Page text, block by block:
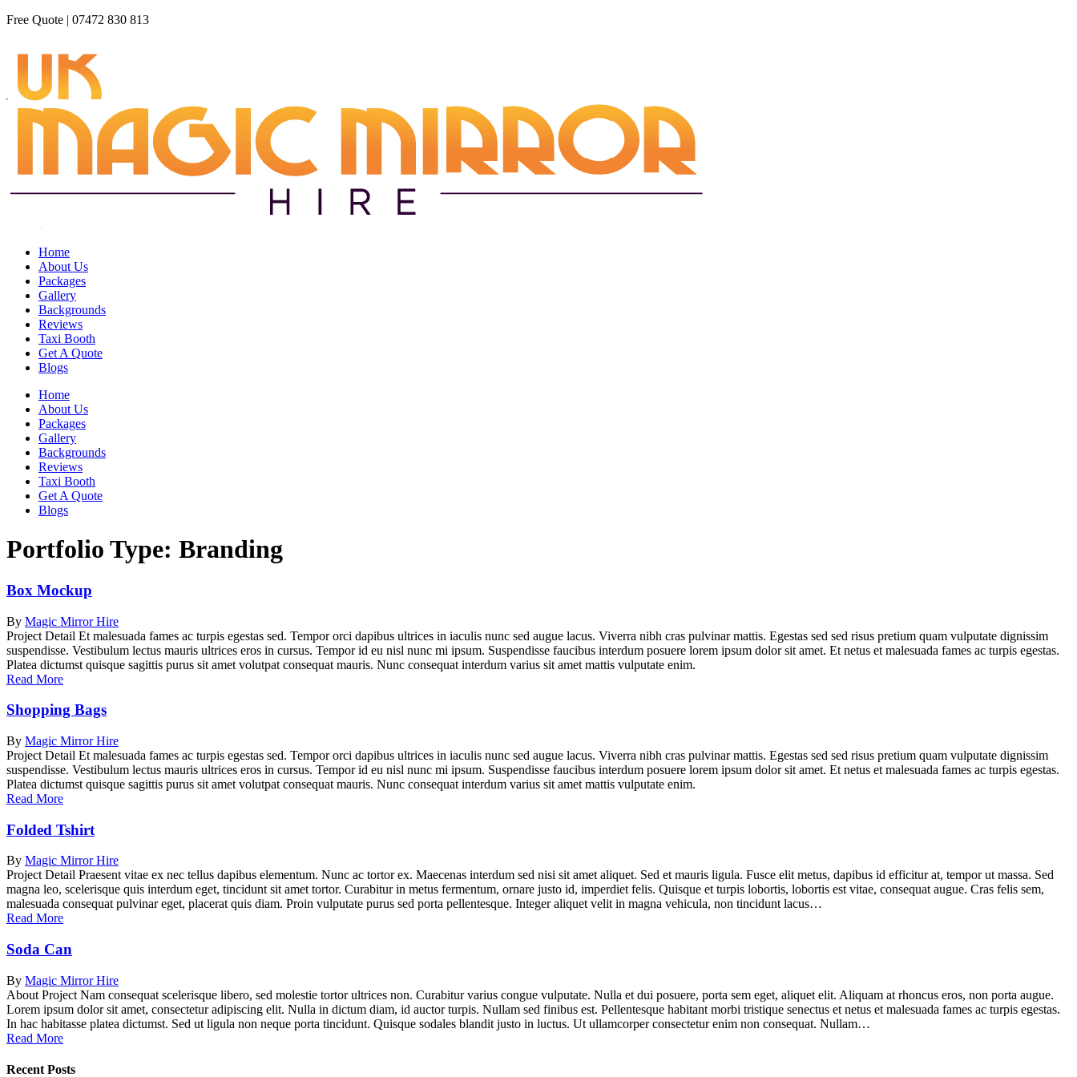
Free Quote | 07472 830 813
Home
About Us
Packages
Gallery
Backgrounds
Reviews
Taxi Booth
Get A Quote
Blogs
Home
About Us
Packages
Gallery
Backgrounds
Reviews
Taxi Booth
Get A Quote
Blogs
Portfolio Type: Branding
Box Mockup
By Magic Mirror Hire
Project Detail Et malesuada fames ac turpis egestas sed. Tempor orci dapibus ultrices in iaculis nunc sed augue lacus. Viverra nibh cras pulvinar mattis. Egestas sed sed risus pretium quam vulputate dignissim
suspendisse. Vestibulum lectus mauris ultrices eros in cursus. Tempor id eu nisl nunc mi ipsum. Suspendisse faucibus interdum posuere lorem ipsum dolor sit amet. Et netus et malesuada fames ac turpis egestas.
Platea dictumst quisque sagittis purus sit amet volutpat consequat mauris. Nunc consequat interdum varius sit amet mattis vulputate enim.
Read More
Shopping Bags
By Magic Mirror Hire
Project Detail Et malesuada fames ac turpis egestas sed. Tempor orci dapibus ultrices in iaculis nunc sed augue lacus. Viverra nibh cras pulvinar mattis. Egestas sed sed risus pretium quam vulputate dignissim
suspendisse. Vestibulum lectus mauris ultrices eros in cursus. Tempor id eu nisl nunc mi ipsum. Suspendisse faucibus interdum posuere lorem ipsum dolor sit amet. Et netus et malesuada fames ac turpis egestas.
Platea dictumst quisque sagittis purus sit amet volutpat consequat mauris. Nunc consequat interdum varius sit amet mattis vulputate enim.
Read More
Folded Tshirt
By Magic Mirror Hire
Project Detail Praesent vitae ex nec tellus dapibus elementum. Nunc ac tortor ex. Maecenas interdum sed nisi sit amet aliquet. Sed et mauris ligula. Fusce elit metus, dapibus id efficitur at, tempor ut massa. Sed
magna leo, scelerisque quis interdum eget, tincidunt sit amet tortor. Curabitur in metus fermentum, ornare justo id, imperdiet felis. Quisque et turpis lobortis, lobortis est vitae, consequat augue. Cras felis sem,
malesuada consequat pulvinar eget, placerat quis diam. Proin vulputate purus sed porta pellentesque. Integer aliquet velit in magna vehicula, non tincidunt lacus…
Read More
Soda Can
By Magic Mirror Hire
About Project Nam consequat scelerisque libero, sed molestie tortor ultrices non. Curabitur varius congue vulputate. Nulla et dui posuere, porta sem eget, aliquet elit. Aliquam at rhoncus eros, non porta augue.
Lorem ipsum dolor sit amet, consectetur adipiscing elit. Nulla in dictum diam, id auctor turpis. Nullam sed finibus est. Pellentesque habitant morbi tristique senectus et netus et malesuada fames ac turpis egestas.
In hac habitasse platea dictumst. Sed ut ligula non neque porta tincidunt. Quisque sodales blandit justo in luctus. Ut ullamcorper consectetur enim non consequat. Nullam…
Read More
Recent Posts